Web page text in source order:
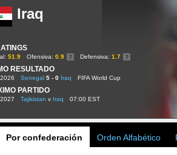
Iraq
51.9 Ofensiva: 0.9 Defensiva: 1.7
RESULTADO
Senegal 5 - 0 Iraq FIFA World Cup
PARTIDO
Tajikistan v Iraq 07:00 EST
Por confederación Orden Alfabético